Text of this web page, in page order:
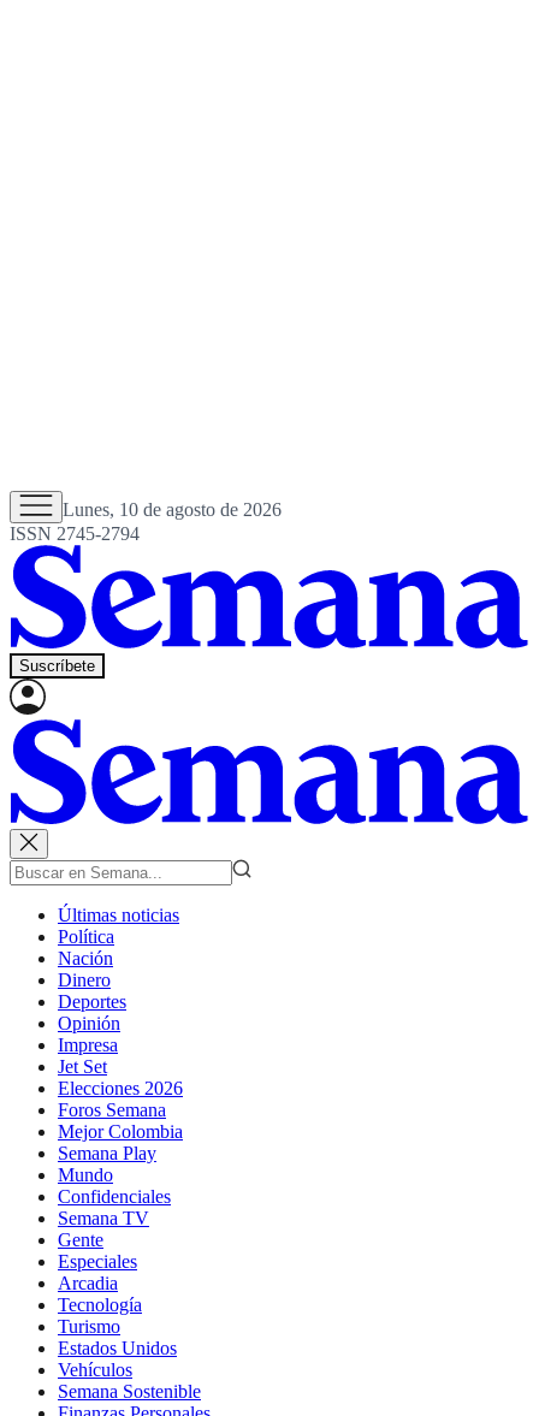
Lunes, 10 de agosto de 2026
ISSN 2745-2794
Suscríbete
Últimas noticias
Política
Nación
Dinero
Deportes
Opinión
Impresa
Jet Set
Elecciones 2026
Foros Semana
Mejor Colombia
Semana Play
Mundo
Confidenciales
Semana TV
Gente
Especiales
Arcadia
Tecnología
Turismo
Estados Unidos
Vehículos
Semana Sostenible